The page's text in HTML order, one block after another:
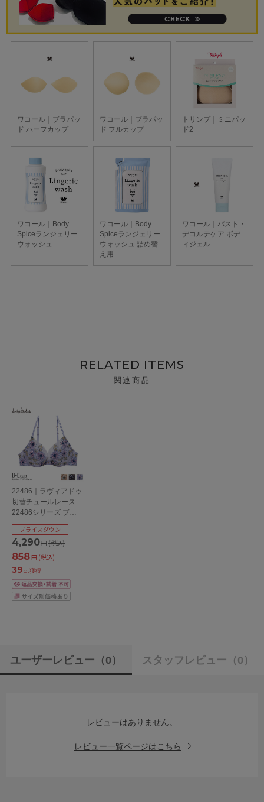
RELATED ITEMS
関連商品
22486｜ラヴィアドゥ
切替チュールレース
22486シリーズ ブラ
ジャー単品 全3色 B-
E/65-75
4,290円(税込)
プライスダウン
858円 (税込)
39pt獲得
ユーザーレビュー （0） スタッフレビュー （0）
レビューはありません。
レビュー一覧ページはこちら